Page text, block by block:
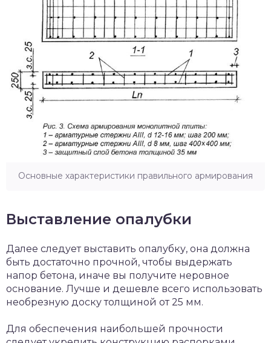
Основные характеристики правильного армирования
Выставление опалубки
Далее следует выставить опалубку, она должна
быть достаточно прочной, чтобы выдержать
напор бетона, иначе вы получите неровное
основание. Лучше и дешевле всего использовать
необрезную доску толщиной от 25 мм.
Для обеспечения наибольшей прочности